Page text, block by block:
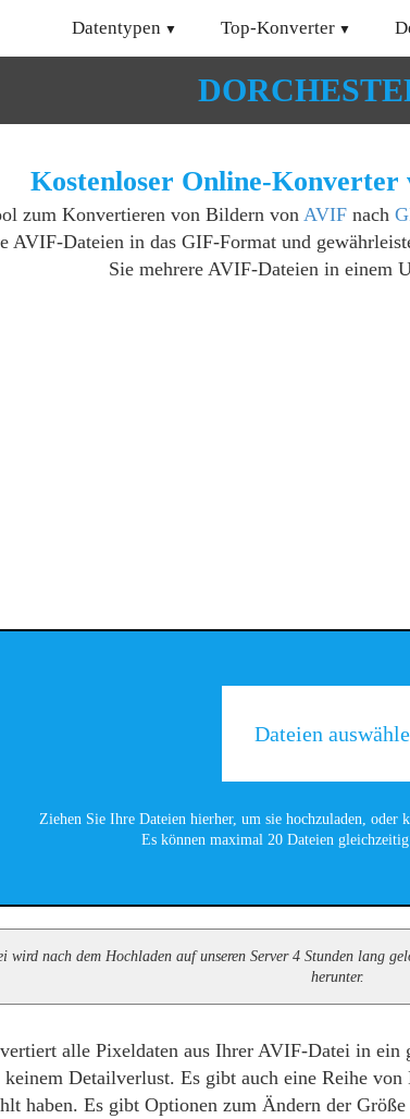
Datentypen Top-Konverter
Kostenloser Online-Konverter
zum Konvertieren von Bildern von AVIFnach
Dateien in das GIF-Format und
Sie mehrere AVIF-Dateien in einem
Dateien
Ziehen Sie Ihre Dateien hierher, um sie hochzuladen, oder
Es können maximal 20 Dateien
nach dem Hochladen auf unseren Server 4 Stunden lang
herunter.
alle Pixeldaten aus Ihrer AVIF-Datei in
Detailverlust. Es gibt auch eine Reihe
haben. Es gibt Optionen zum Ändern der